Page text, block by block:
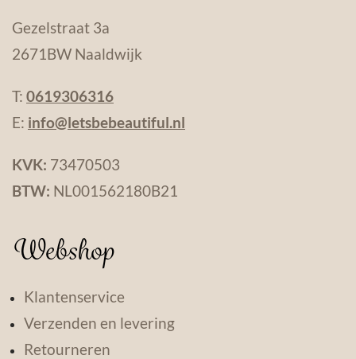
Gezelstraat 3a
2671BW Naaldwijk
T: 0619306316
E: info@letsbebeautiful.nl
KVK: 73470503
BTW: NL001562180B21
Webshop
Klantenservice
Verzenden en levering
Retourneren